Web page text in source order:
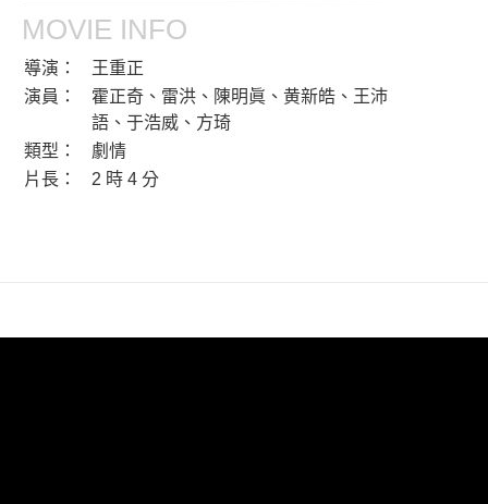
MOVIE INFO
導演：
王重正
演員：
霍正奇、雷洪、陳明眞、黄新皓、王沛
語、于浩威、方琦
類型：
劇情
片長：
2 時 4 分